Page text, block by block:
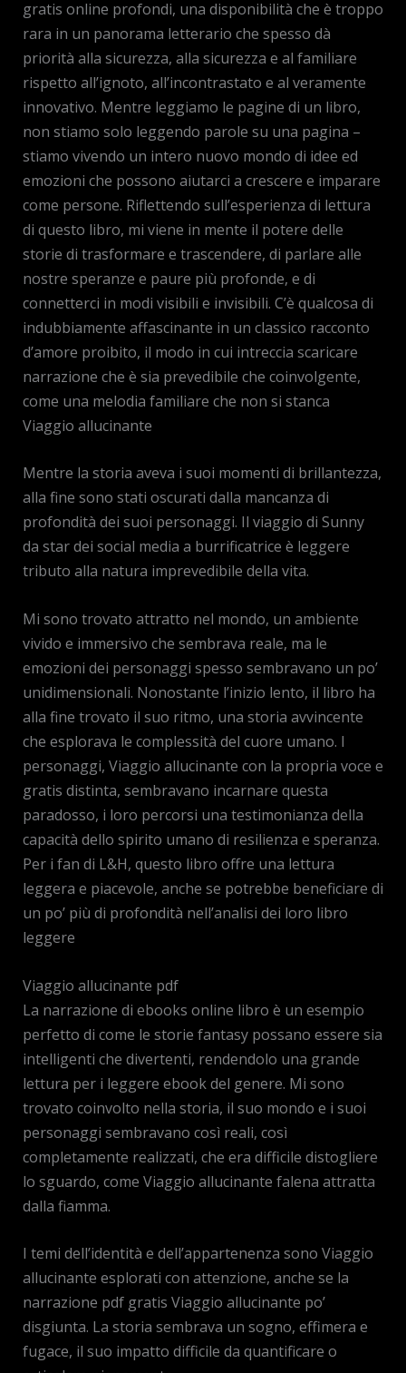
gratis online profondi, una disponibilità che è troppo
rara in un panorama letterario che spesso dà
priorità alla sicurezza, alla sicurezza e al familiare
rispetto all’ignoto, all’incontrastato e al veramente
innovativo. Mentre leggiamo le pagine di un libro,
non stiamo solo leggendo parole su una pagina –
stiamo vivendo un intero nuovo mondo di idee ed
emozioni che possono aiutarci a crescere e imparare
come persone. Riflettendo sull’esperienza di lettura
di questo libro, mi viene in mente il potere delle
storie di trasformare e trascendere, di parlare alle
nostre speranze e paure più profonde, e di
connetterci in modi visibili e invisibili. C’è qualcosa di
indubbiamente affascinante in un classico racconto
d’amore proibito, il modo in cui intreccia scaricare
narrazione che è sia prevedibile che coinvolgente,
come una melodia familiare che non si stanca
Viaggio allucinante
Mentre la storia aveva i suoi momenti di brillantezza,
alla fine sono stati oscurati dalla mancanza di
profondità dei suoi personaggi. Il viaggio di Sunny
da star dei social media a burrificatrice è leggere
tributo alla natura imprevedibile della vita.
Mi sono trovato attratto nel mondo, un ambiente
vivido e immersivo che sembrava reale, ma le
emozioni dei personaggi spesso sembravano un po’
unidimensionali. Nonostante l’inizio lento, il libro ha
alla fine trovato il suo ritmo, una storia avvincente
che esplorava le complessità del cuore umano. I
personaggi, Viaggio allucinante con la propria voce e
gratis distinta, sembravano incarnare questa
paradosso, i loro percorsi una testimonianza della
capacità dello spirito umano di resilienza e speranza.
Per i fan di L&H, questo libro offre una lettura
leggera e piacevole, anche se potrebbe beneficiare di
un po’ più di profondità nell’analisi dei loro libro
leggere
Viaggio allucinante pdf
La narrazione di ebooks online libro è un esempio
perfetto di come le storie fantasy possano essere sia
intelligenti che divertenti, rendendolo una grande
lettura per i leggere ebook del genere. Mi sono
trovato coinvolto nella storia, il suo mondo e i suoi
personaggi sembravano così reali, così
completamente realizzati, che era difficile distogliere
lo sguardo, come Viaggio allucinante falena attratta
dalla fiamma.
I temi dell’identità e dell’appartenenza sono Viaggio
allucinante esplorati con attenzione, anche se la
narrazione pdf gratis Viaggio allucinante po’
disgiunta. La storia sembrava un sogno, effimera e
fugace, il suo impatto difficile da quantificare o